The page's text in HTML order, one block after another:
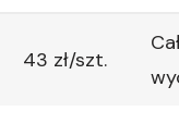
43 zł/szt.